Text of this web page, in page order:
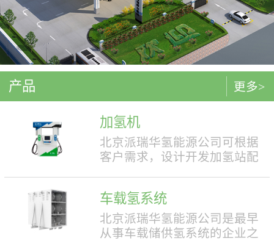
产品
加氢机
北京派瑞华氢能源公司可根据
客户需求，设计开发加氢站配
结构设计合理，便于操作，外
形美观，安全性强。具有双面
液晶显示屏，能支持IC卡、移
车载氢系统
北京派瑞华氢能源公司是最早
从事车载储供氢系统的企业之
更多>